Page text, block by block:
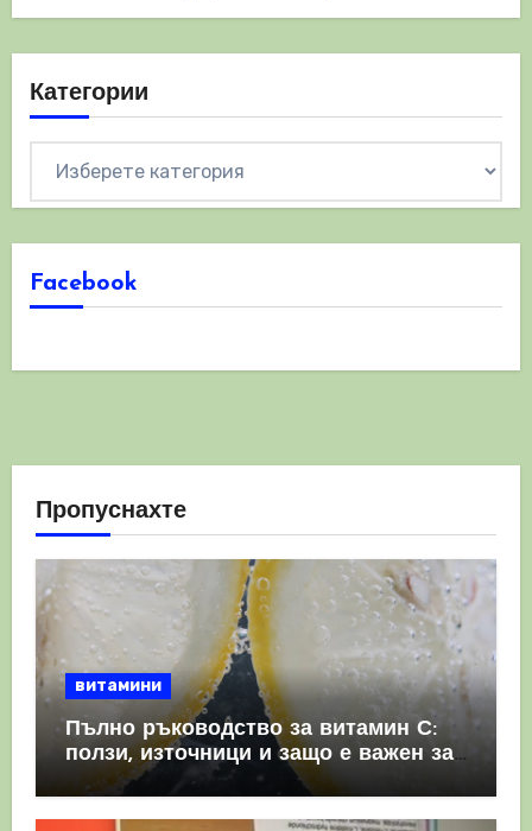
Категории
Facebook
Пропуснахте
витамини
Пълно ръководство за витамин С:
ползи, източници и защо е важен за
имунната система